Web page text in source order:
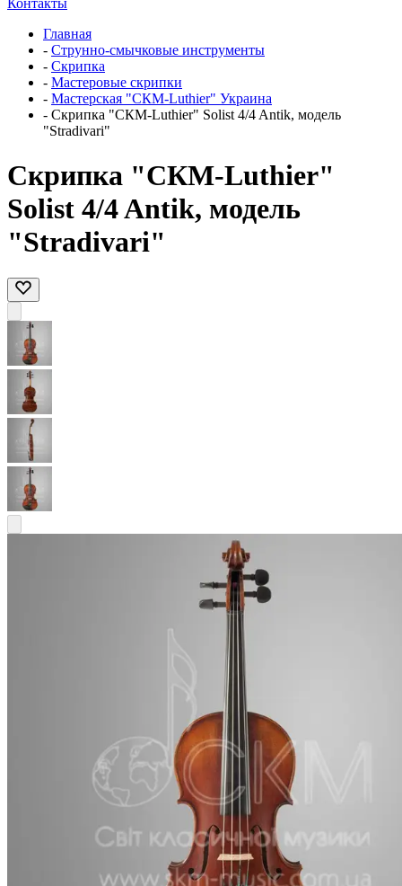
Контакты
Главная
- Струнно-смычковые инструменты
- Скрипка
- Мастеровые скрипки
- Мастерская "СКМ-Luthier" Украина
- Скрипка "СКМ-Luthier" Solist 4/4 Antik, модель
"Stradivari"
Скрипка "СКМ-Luthier"
Solist 4/4 Antik, модель
"Stradivari"